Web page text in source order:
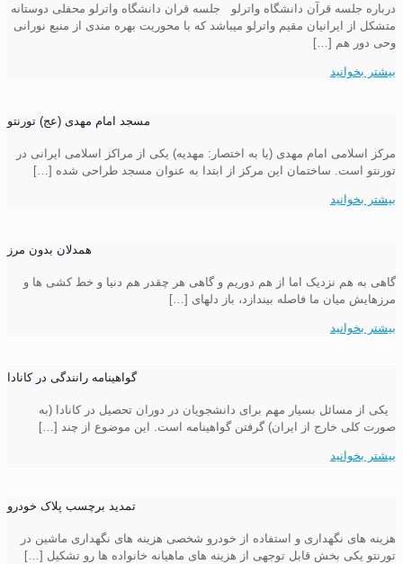
درباره جلسه قرآن دانشگاه واترلو جلسه قران دانشگاه واترلو محفلی دوستانه
متشکل از ایرانیان مقیم واترلو می­باشد که با محوریت بهره مندی از منبع نورانی
وحی دور هم […]
بیشتر بخوانید
مسجد امام مهدی (عج) تورنتو
مرکز اسلامی امام مهدی (یا به اختصار: مهدیه) یکی از مراکز اسلامی ایرانی در
تورنتو است. ساختمان این مرکز از ابتدا به عنوان مسجد طراحی شده […]
بیشتر بخوانید
همدلان بدون مرز
گاهی به هم نزدیک اما از هم دوریم و گاهی هر چقدر هم دنیا و خط کشی ها و
مرزهایش میان ما فاصله بیندازد، باز دلهای […]
بیشتر بخوانید
گواهینامه رانندگی در کانادا
یکی از مسائل بسیار مهم برای دانشجویان در دوران تحصیل در کانادا (به
صورت کلی خارج از ایران) گرفتن گواهینامه است. این موضوع از چند […]
بیشتر بخوانید
تمدید برچسب پلاک خودرو
هزینه های نگهداری و استفاده از خودرو شخصی هزینه های نگهداری ماشین در
تورنتو یکی بخش قابل توجهی از هزینه های ماهیانه خانواده ها رو تشکیل […]